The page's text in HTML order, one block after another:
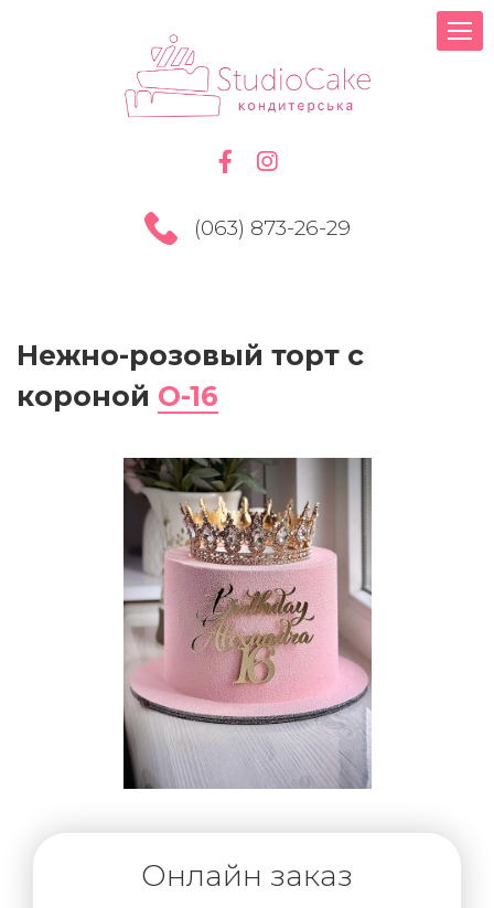
(063) 873-26-29
Нежно-розовый торт с
короной O-16
Онлайн заказ